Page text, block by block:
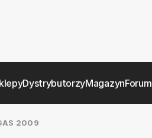
DystrybutorzyMagazynForum
2009